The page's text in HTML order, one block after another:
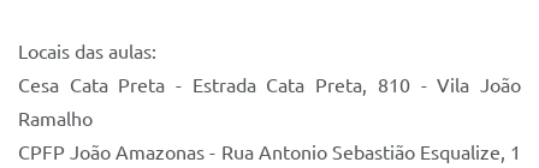
Locais das aulas:
Cesa Cata Preta - Estrada Cata Preta, 810 - Vila João
Ramalho
CPFP João Amazonas - Rua Antonio Sebastião Esqualize, 1